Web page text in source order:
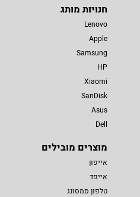
חנויות מותג
Lenovo
Apple
Samsung
HP
Xiaomi
SanDisk
Asus
Dell
מוצרים מובילים
אייפון
אייפד
טלפון סמסונג